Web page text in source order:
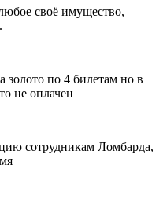
своё имущество,
золото по 4 билетам но в
не оплачен
сотрудникам Ломбарда,